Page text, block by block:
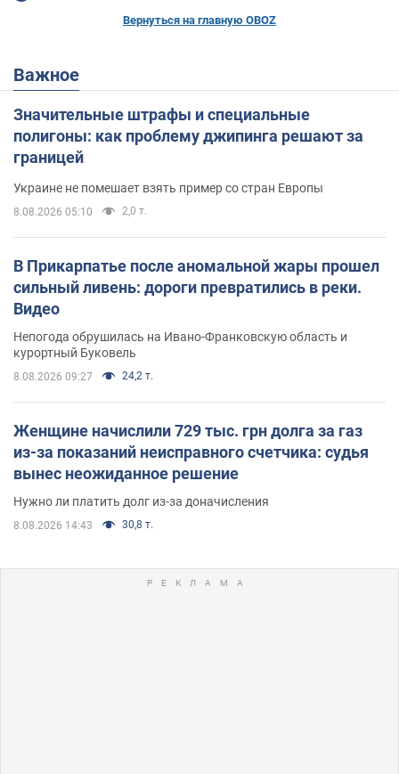
Вернуться на главную OBOZ
Важное
Значительные штрафы и специальные
полигоны: как проблему джипинга решают за
границей
Украине не помешает взять пример со стран Европы
8.08.2026 05:10 2,0 т.
В Прикарпатье после аномальной жары прошел
сильный ливень: дороги превратились в реки.
Видео
Непогода обрушилась на Ивано-Франковскую область и
курортный Буковель
8.08.2026 09:27 24,2 т.
Женщине начислили 729 тыс. грн долга за газ
из-за показаний неисправного счетчика: судья
вынес неожиданное решение
Нужно ли платить долг из-за доначисления
8.08.2026 14:43 30,8 т.